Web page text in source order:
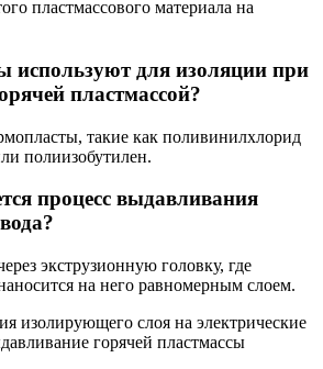
пластмассового материала на
используют для изоляции при
пластмассой?
такие как поливинилхлорид
полиизобутилен.
процесс выдавливания
экструзионную головку, где
на него равномерным слоем.